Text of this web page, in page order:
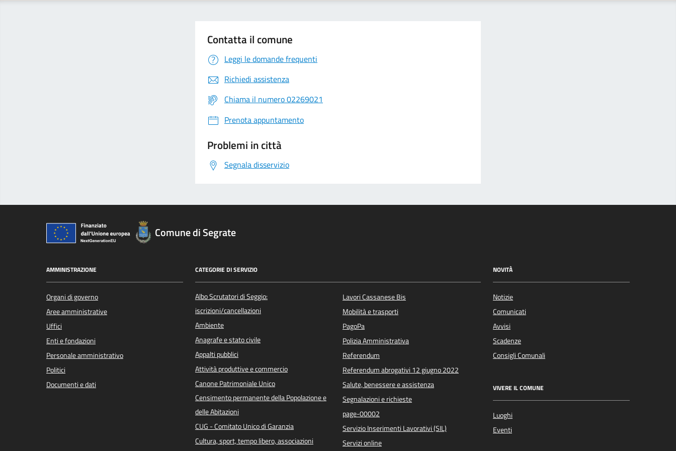
Contatta il comune
Leggi le domande frequenti
Richiedi assistenza
Chiama il numero 02269021
Prenota appuntamento
Problemi in città
Segnala disservizio
Comune di Segrate
AMMINISTRAZIONE
Organi di governo
Aree amministrative
Uffici
Enti e fondazioni
Personale amministrativo
Politici
Documenti e dati
CATEGORIE DI SERVIZIO
Albo Scrutatori di Seggio:
iscrizioni/cancellazioni
Ambiente
Anagrafe e stato civile
Appalti pubblici
Attività produttive e commercio
Canone Patrimoniale Unico
Censimento permanente della Popolazione e
delle Abitazioni
CUG - Comitato Unico di Garanzia
Cultura, sport, tempo libero, associazioni
Lavori Cassanese Bis
Mobilità e trasporti
PagoPa
Polizia Amministrativa
Referendum
Referendum abrogativi 12 giugno 2022
Salute, benessere e assistenza
Segnalazioni e richieste
page-00002
Servizio Inserimenti Lavorativi (SIL)
Servizi online
NOVITÀ
Notizie
Comunicati
Avvisi
Scadenze
Consigli Comunali
VIVERE IL COMUNE
Luoghi
Eventi